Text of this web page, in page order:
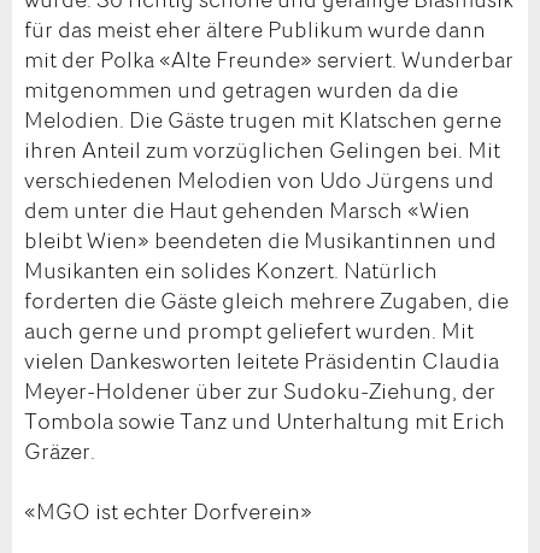
für das meist eher ältere Publikum wurde dann
mit der Polka «Alte Freunde» serviert. Wunderbar
mitgenommen und getragen wurden da die
Melodien. Die Gäste trugen mit Klatschen gerne
ihren Anteil zum vorzüglichen Gelingen bei. Mit
verschiedenen Melodien von Udo Jürgens und
dem unter die Haut gehenden Marsch «Wien
bleibt Wien» beendeten die Musikantinnen und
Musikanten ein solides Konzert. Natürlich
forderten die Gäste gleich mehrere Zugaben, die
auch gerne und prompt geliefert wurden. Mit
vielen Dankesworten leitete Präsidentin Claudia
Meyer-Holdener über zur Sudoku-Ziehung, der
Tombola sowie Tanz und Unterhaltung mit Erich
Gräzer.
«MGO ist echter Dorfverein»